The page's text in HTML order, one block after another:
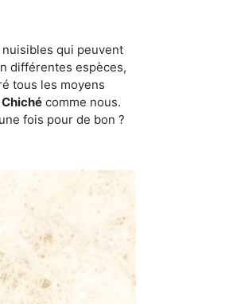
qui peuvent
différentes espèces,
tous les moyens
comme nous.
fois pour de bon ?